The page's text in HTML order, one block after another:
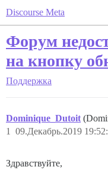
Discourse Meta
Форум
на кнопку
Поддержка
Dominique_Dutoit
09.Декабрь.2019
1
Здравствуйте,